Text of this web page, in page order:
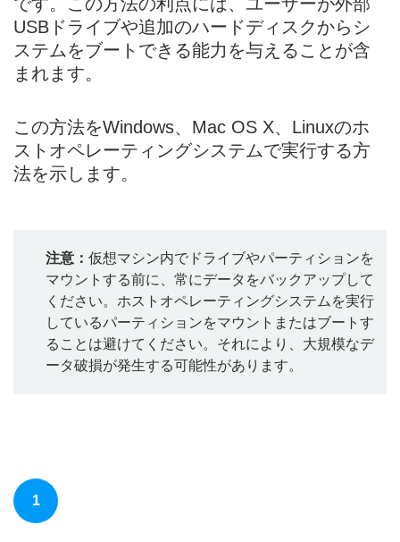
USBドライブや追加のハードディスクからシ
ステムをブートできる能力を与えることが含
まれます。
この方法をWindows、Mac OS X、Linuxのホ
ストオペレーティングシステムで実行する方
法を示します。
注意： 仮想マシン内でドライブやパーティションを
マウントする前に、常にデータをバックアップして
ください。ホストオペレーティングシステムを実行
しているパーティションをマウントまたはブートす
ることは避けてください。それにより、大規模なデ
ータ破損が発生する可能性があります。
1